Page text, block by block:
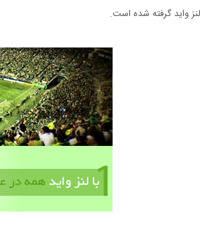
واید گرفته شده است.